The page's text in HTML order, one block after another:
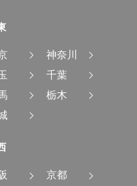
神奈川
千葉
栃木
京都